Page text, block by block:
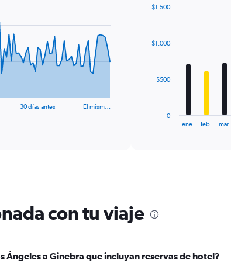
30 días antes El mism…
12
The
chart
Y
axis
ene. feb. mar.
0
$500
$1.000
$1.500
con tu viaje
Ángeles a Ginebra que incluyan reservas de hotel?